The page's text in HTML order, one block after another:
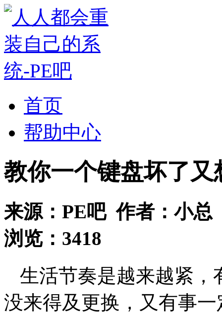
首页
帮助中心
教你一个键盘坏了又
来源： PE吧作者：小总
浏览： 3418
生活节奏是越来越紧，
没来得及更换，又有事